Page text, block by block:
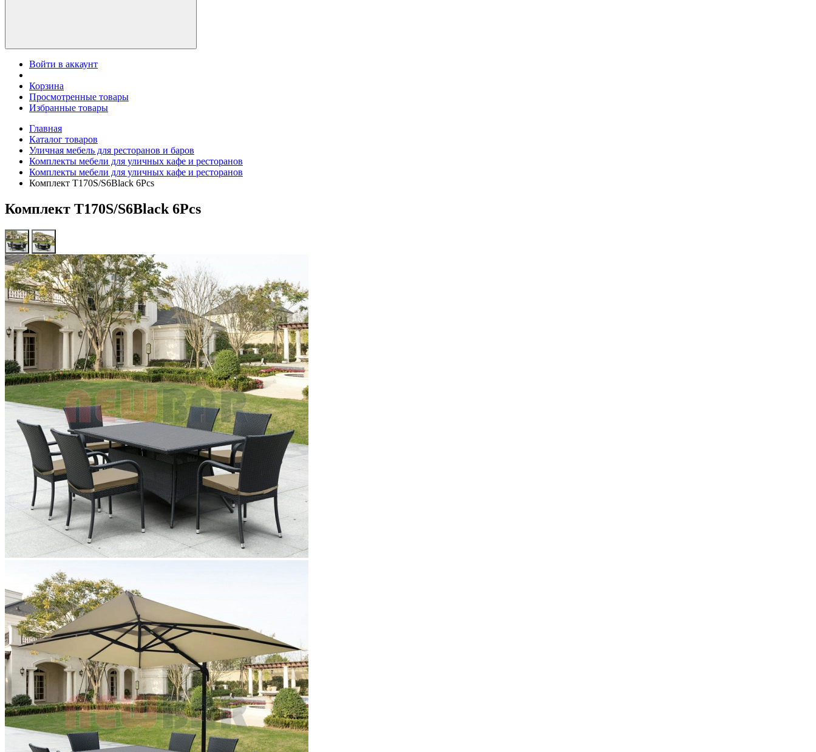
Войти в аккаунт
Корзина
Просмотренные товары
Избранные товары
Главная
Каталог товаров
Уличная мебель для ресторанов и баров
Комплекты мебели для уличных кафе и ресторанов
Комплекты мебели для уличных кафе и ресторанов
Комплект T170S/S6Black 6Pcs
Комплект T170S/S6Black 6Pcs